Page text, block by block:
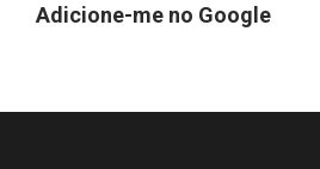
Adicione-me no Google